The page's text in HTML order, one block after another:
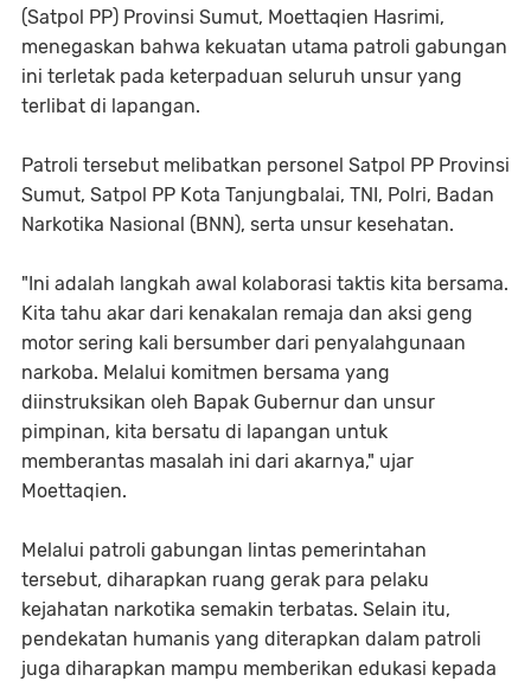
(Satpol PP) Provinsi Sumut, Moettaqien Hasrimi,
menegaskan bahwa kekuatan utama patroli gabungan
ini terletak pada keterpaduan seluruh unsur yang
terlibat di lapangan.
Patroli tersebut melibatkan personel Satpol PP Provinsi
Sumut, Satpol PP Kota Tanjungbalai, TNI, Polri, Badan
Narkotika Nasional (BNN), serta unsur kesehatan.
"Ini adalah langkah awal kolaborasi taktis kita bersama.
Kita tahu akar dari kenakalan remaja dan aksi geng
motor sering kali bersumber dari penyalahgunaan
narkoba. Melalui komitmen bersama yang
diinstruksikan oleh Bapak Gubernur dan unsur
pimpinan, kita bersatu di lapangan untuk
memberantas masalah ini dari akarnya," ujar
Moettaqien.
Melalui patroli gabungan lintas pemerintahan
tersebut, diharapkan ruang gerak para pelaku
kejahatan narkotika semakin terbatas. Selain itu,
pendekatan humanis yang diterapkan dalam patroli
juga diharapkan mampu memberikan edukasi kepada